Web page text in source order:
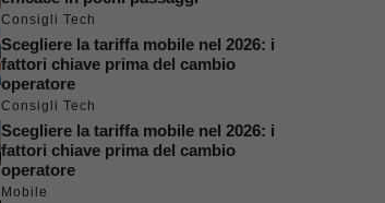
Consigli Tech
Scegliere la tariffa mobile nel 2026: i
fattori chiave prima del cambio
operatore
Consigli Tech
Scegliere la tariffa mobile nel 2026: i
fattori chiave prima del cambio
operatore
Mobile